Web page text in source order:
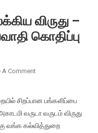
விருது –
கொதிப்பு
A CommentOn
இலக்கிய
விருது
–
சிறப்பான பங்களிப்பை
வருடா வருடம் விருது
வங்க கல்வித்துறை